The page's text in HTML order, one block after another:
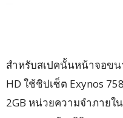
สำหรับสเปคนั้นหน้าจอขน
HD ใช้ชิปเซ็ต Exynos
2GB หน่วยความจำภายใ